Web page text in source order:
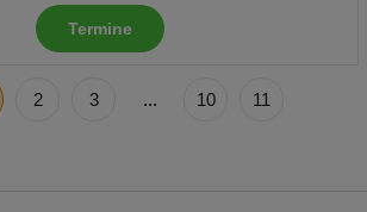
Termine
2 3 ... 10 11